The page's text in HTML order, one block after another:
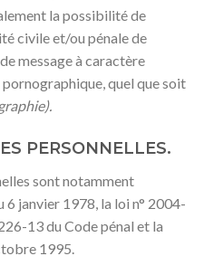
la possibilité de
civile et/ou pénale de
message à caractère
quel que soit
PERSONNELLES.
sont notamment
janvier 1978, la loi n° 2004-
13 du Code pénal et la
1995.